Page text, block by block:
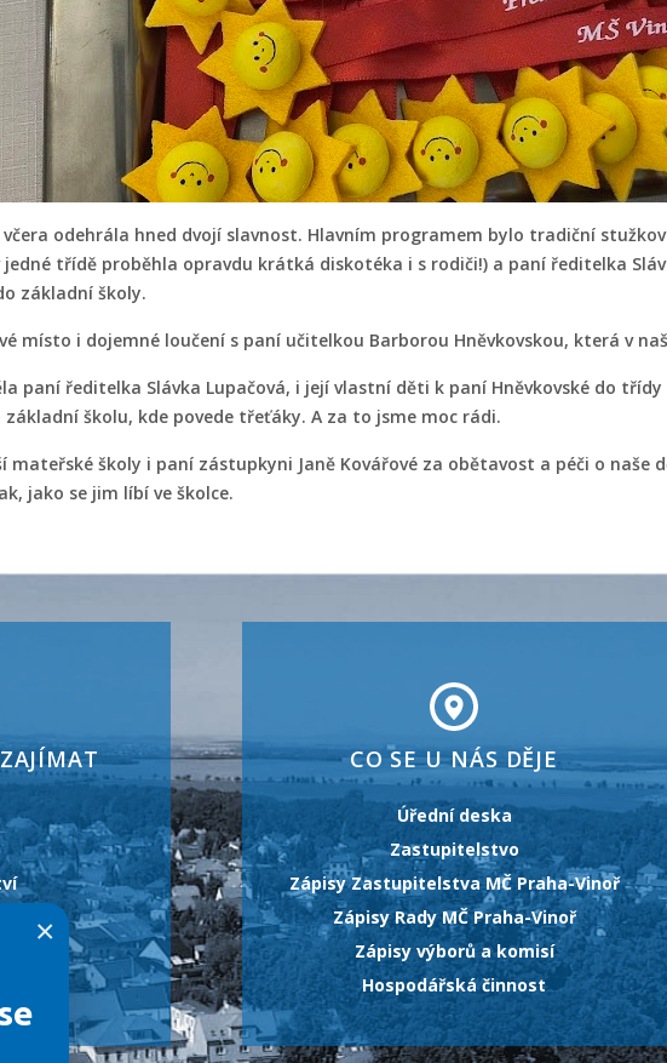
včera odehrála hned dvojí slavnost. Hlavním programem bylo tradiční
třídě proběhla opravdu krátká diskotéka i s rodiči!) a paní ředitelka
základní školy.
místo i dojemné loučení s paní učitelkou Barborou Hněvkovskou, která v
paní ředitelka Slávka Lupačová, i její vlastní děti k paní Hněvkovské do
školu, kde povede třeťáky. A za to jsme moc rádi.
mateřské školy i paní zástupkyni Janě Kovářové za obětavost a péči o
jako se jim líbí ve školce.
CO SE U NÁS DĚJE
Úřední deska
Zastupitelstvo
Zápisy Zastupitelstva MČ Praha-Vinoř
Zápisy Rady MČ Praha-Vinoř
Zápisy výborů a komisí
Hospodářská činnost
×